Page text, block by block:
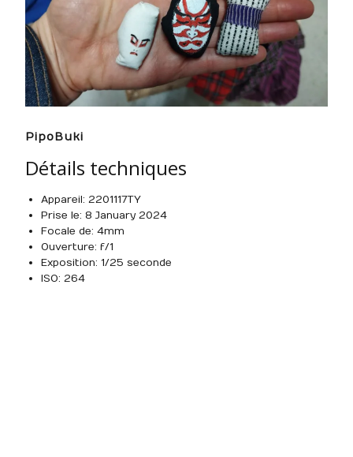
PipoBuki
Détails techniques
Appareil : 2201117TY
Prise le : 8 January 2024
Focale de : 4mm
Ouverture : f/1
Exposition : 1/25 seconde
ISO : 264